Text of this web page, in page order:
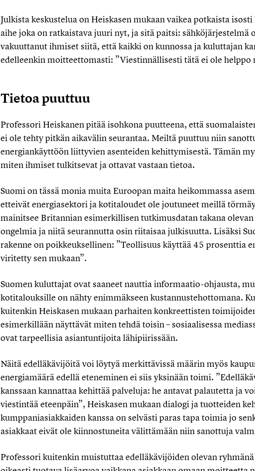
Julkista keskustelua on Heiskasen mukaan vaikea potkaista
aihe joka on ratkaistava juuri nyt, ja sitä paitsi: sähköjärjestelmä
vakuuttanut ihmiset siitä, että kaikki on kunnossa ja kuluttajan
edelleenkin moitteettomasti: ”Viestinnällisesti tätä ei ole helppo
Tietoa puuttuu
Professori Heiskanen pitää isohkona puutteena, että
ei ole tehty pitkän aikavälin seurantaa. Meiltä puuttuu niin
energiankäyttöön liittyvien asenteiden kehittymisestä. Tämän
miten ihmiset tulkitsevat ja ottavat vastaan tietoa.
Suomi on tässä monia muita Euroopan maita heikommassa
etteivät energiasektori ja kotitaloudet ole joutuneet meillä
mainitsee Britannian esimerkillisen tutkimusdatan takana
ongelmia ja niitä seurannutta osin riitaisaa julkisuutta. Lisäksi
rakenne on poikkeuksellinen: ”Teollisuus käyttää 45 prosenttia
viritetty sen mukaan”.
Suomen kuluttajat ovat saaneet nauttia informaatio-ohjausta,
kotitalouksille on nähty enimmäkseen kustannustehottomana.
kuitenkin Heiskasen mukaan parhaiten konkreettisten
esimerkillään näyttävät miten tehdä toisin – sosiaalisessa
ovat tarpeellisia asiantuntijoita lähipiirissään.
Näitä edelläkävijöitä voi löytyä merkittävissä määrin myös
energiamäärä edellä eteneminen ei siis yksinään toimi.
kanssaan kannattaa kehittää palveluja: he antavat palautetta ja
viestintää eteenpäin”, Heiskasen mukaan dialogi ja tuotteiden
kumppaniasiakkaiden kanssa on selvästi paras tapa toimia jo
asiakkaat eivät ole kiinnostuneita välittämään niin sanottuja
Professori kuitenkin muistuttaa edelläkävijöiden olevan